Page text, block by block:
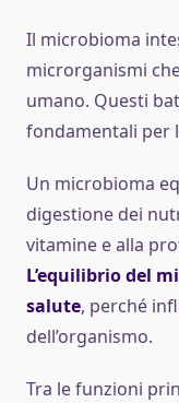
Il microbioma
microrganismi
umano. Questi
fondamentali per
Un microbioma
digestione dei
vitamine e alla
L’equilibrio del
salute, perché
dell’organismo.
Tra le funzioni